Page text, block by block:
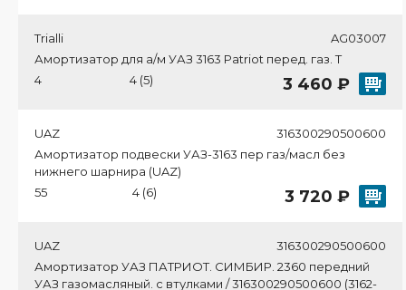
Trialli
AG03007
Амортизатор для а/м УАЗ 3163 Patriot перед. газ. T
4
4 (5) 3 460 ₽
UAZ
316300290500600
Амортизатор подвески УАЗ-3163 пер газ/масл без
нижнего шарнира (UAZ)
55
4 (6) 3 720 ₽
UAZ
316300290500600
Амортизатор УАЗ ПАТРИОТ. СИМБИР. 2360 передний
УАЗ газомасляный. с втулками / 316300290500600 (3162-